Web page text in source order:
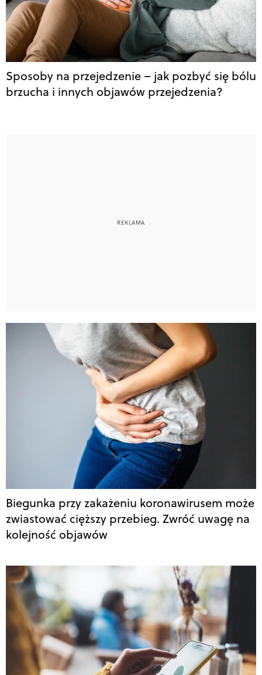
Sposoby na przejedzenie – jak pozbyć się bólu
brzucha i innych objawów przejedzenia?
Biegunka przy zakażeniu koronawirusem może
zwiastować cięższy przebieg. Zwróć uwagę na
kolejność objawów